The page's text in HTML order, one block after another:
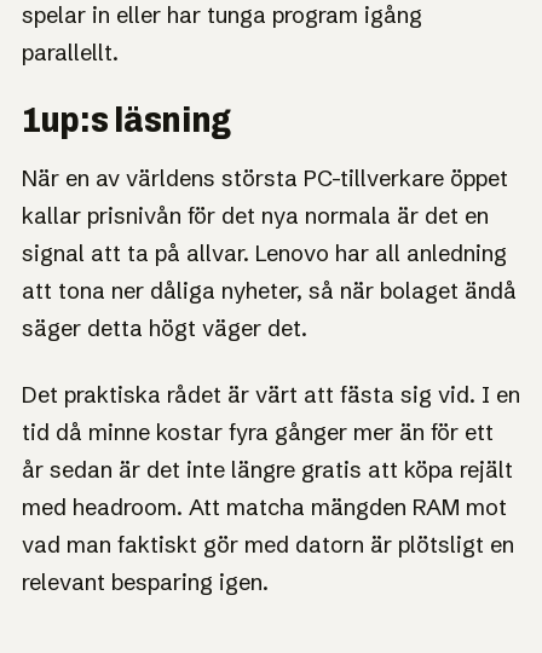
spelar in eller har tunga program igång
parallellt.
1up:s läsning
När en av världens största PC-tillverkare öppet
kallar prisnivån för det nya normala är det en
signal att ta på allvar. Lenovo har all anledning
att tona ner dåliga nyheter, så när bolaget ändå
säger detta högt väger det.
Det praktiska rådet är värt att fästa sig vid. I en
tid då minne kostar fyra gånger mer än för ett
år sedan är det inte längre gratis att köpa rejält
med headroom. Att matcha mängden RAM mot
vad man faktiskt gör med datorn är plötsligt en
relevant besparing igen.